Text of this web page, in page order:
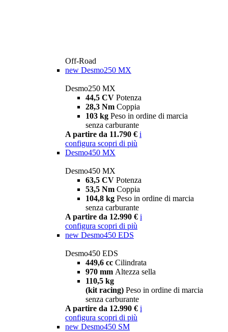
Off-Road
new Desmo250 MX
Desmo250 MX
44,5 CV Potenza
28,3 Nm Coppia
103 kg Peso in ordine di marcia
senza carburante
A partire da 11.790 € i
configura scopri di più
Desmo450 MX
Desmo450 MX
63,5 CV Potenza
53,5 Nm Coppia
104,8 kg Peso in ordine di marcia
senza carburante
A partire da 12.990 € i
configura scopri di più
new Desmo450 EDS
Desmo450 EDS
449,6 cc Cilindrata
970 mm Altezza sella
110,5 kg
(kit racing) Peso in ordine di marcia
senza carburante
A partire da 12.990 € i
configura scopri di più
new Desmo450 SM